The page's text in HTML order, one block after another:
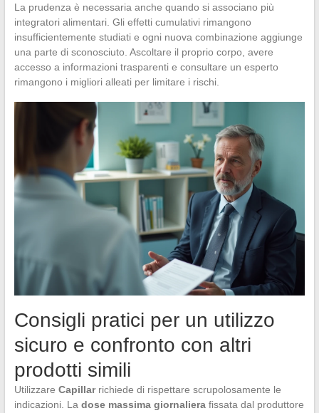
La prudenza è necessaria anche quando si associano più
integratori alimentari. Gli effetti cumulativi rimangono
insufficientemente studiati e ogni nuova combinazione aggiunge
una parte di sconosciuto. Ascoltare il proprio corpo, avere
accesso a informazioni trasparenti e consultare un esperto
rimangono i migliori alleati per limitare i rischi.
Consigli pratici per un utilizzo
sicuro e confronto con altri
prodotti simili
Utilizzare Capillarrichiede di rispettare scrupolosamente le
indicazioni. La dose massima giornalierafissata dal produttore